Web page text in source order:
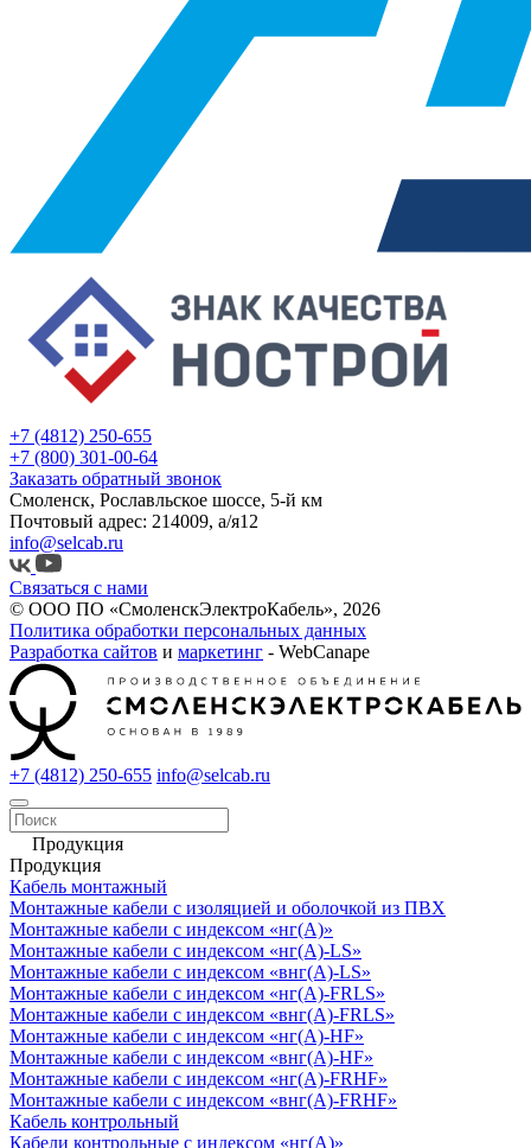
+7 (4812) 250-655
+7 (800) 301-00-64
Заказать обратный звонок
Смоленск, Рославльское шоссе, 5-й км
Почтовый адрес: 214009, а/я12
info@selcab.ru
Связаться с нами
© ООО ПО «СмоленскЭлектроКабель», 2026
Политика обработки персональных данных
Разработка сайтов и маркетинг - WebCanape
+7 (4812) 250-655 info@selcab.ru
Продукция
Продукция
Кабель монтажный
Монтажные кабели с изоляцией и оболочкой из ПВХ
Монтажные кабели с индексом «нг(А)»
Монтажные кабели с индексом «нг(А)-LS»
Монтажные кабели с индексом «внг(А)-LS»
Монтажные кабели с индексом «нг(А)-FRLS»
Монтажные кабели с индексом «внг(А)-FRLS»
Монтажные кабели с индексом «нг(А)-HF»
Монтажные кабели с индексом «внг(А)-HF»
Монтажные кабели с индексом «нг(А)-FRHF»
Монтажные кабели с индексом «внг(А)-FRHF»
Кабель контрольный
Кабели контрольные с индексом «нг(А)»